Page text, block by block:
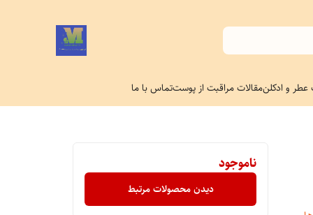
عطر و ادکلنمقالات مراقبت از پوستتماس با ما
ناموجود
دیدن محصولات مرتبط